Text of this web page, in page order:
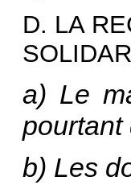
D. LA
a) Le
pourtant
b) Les